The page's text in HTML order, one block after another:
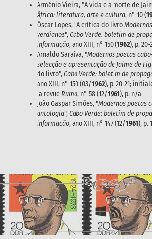
Arménio Vieira, "A vida e a morte de
África: literatura, arte e cultura, n° 10 (
Óscar Lopes, "A crítica do livro
verdianos",Cabo Verde: boletim de
informação, ano XIII, n° 150 (1962), p. 20-
Arnaldo Saraiva, "Modernos poetas
selecção e apresentação de Jaime de
do livro",Cabo Verde: boletim de
ano XIII, n° 150 (03/1962), p. 20-21;
la revueRumo, n° 58 (12/1961), p. n/a
João Gaspar Simões, "Modernos poetas
antologia",Cabo Verde: boletim de
informação, ano XIII, n° 147 (12/1961), p.